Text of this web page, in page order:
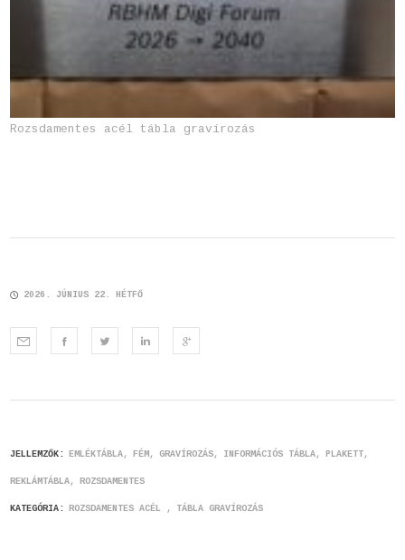
Rozsdamentes acél tábla gravírozás
2026. JÚNIUS 22. HÉTFŐ
JELLEMZŐK: EMLÉKTÁBLA FÉM GRAVÍROZÁS INFORMÁCIÓS TÁBLA PLAKETT
REKLÁMTÁBLA ROZSDAMENTES
KATEGÓRIA: ROZSDAMENTES ACÉL TÁBLA GRAVÍROZÁS